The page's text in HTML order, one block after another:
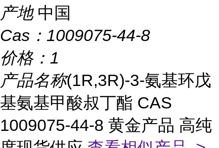
产地 中国
Cas： 1009075-44-8
价格： 1
产品名称(1R,3R)-3-氨基环戊
基氨基甲酸叔丁酯 CAS
1009075-44-8 黄金产品 高纯